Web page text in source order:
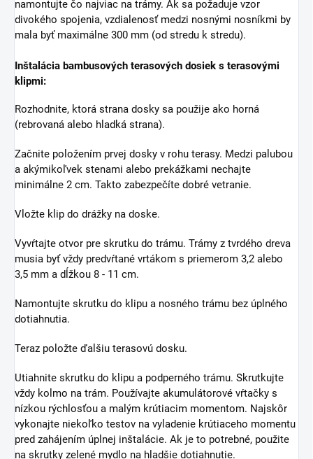
namontujte čo najviac na trámy. Ak sa požaduje vzor
divokého spojenia, vzdialenosť medzi nosnými nosníkmi by
mala byť maximálne 300 mm (od stredu k stredu).
Inštalácia bambusových terasových dosiek s terasovými
klipmi:
Rozhodnite, ktorá strana dosky sa použije ako horná
(rebrovaná alebo hladká strana).
Začnite položením prvej dosky v rohu terasy. Medzi palubou
a akýmikoľvek stenami alebo prekážkami nechajte
minimálne 2 cm. Takto zabezpečíte dobré vetranie.
Vložte klip do drážky na doske.
Vyvŕtajte otvor pre skrutku do trámu. Trámy z tvrdého dreva
musia byť vždy predvŕtané vrtákom s priemerom 3,2 alebo
3,5 mm a dĺžkou 8 - 11 cm.
Namontujte skrutku do klipu a nosného trámu bez úplného
dotiahnutia.
Teraz položte ďalšiu terasovú dosku.
Utiahnite skrutku do klipu a podperného trámu. Skrutkujte
vždy kolmo na trám. Používajte akumulátorové vŕtačky s
nízkou rýchlosťou a malým krútiacim momentom. Najskôr
vykonajte niekoľko testov na vyladenie krútiaceho momentu
pred zahájením úplnej inštalácie. Ak je to potrebné, použite
na skrutky zelené mydlo na hladšie dotiahnutie.